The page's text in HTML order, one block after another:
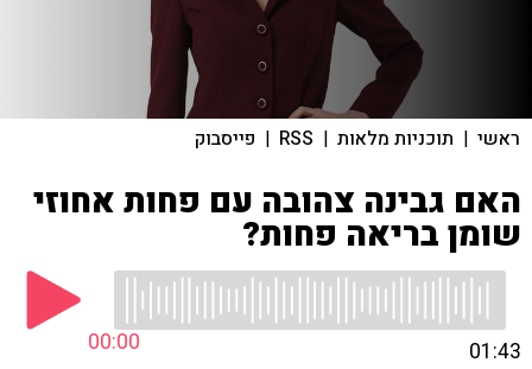
ראשי | תוכניות מלאות |
RSS
| פייסבוק
האם גבינה צהובה עם פחות אחוזי
שומן בריאה פחות?
00:00 01:43